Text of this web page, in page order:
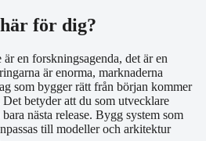
för dig?
en forskningsagenda, det är en
är enorma, marknaderna
som bygger rätt från början kommer
betyder att du som utvecklare
nästa release. Bygg system som
till modeller och arkitektur